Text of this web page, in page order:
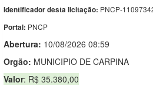
Identificador desta licitação: PNCP-
Portal: PNCP
Abertura: 10/08/2026 08:59
Orgão: MUNICIPIO DE CARPINA
Valor: R$ 35.380,00